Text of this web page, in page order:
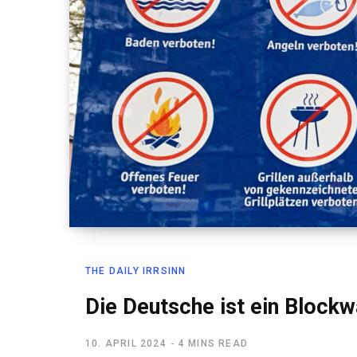
THE DAILY IRRSINN
Die Deutsche ist ein
10. APRIL 2024 4 MINS READ